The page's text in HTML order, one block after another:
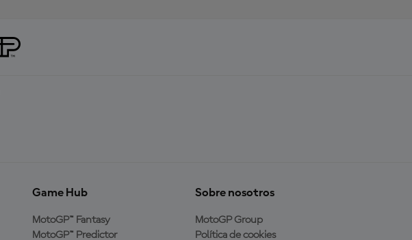
Game Hub
MotoGP™ Fantasy
MotoGP™ Predictor
Sobre nosotros
MotoGP Group
Política de cookies